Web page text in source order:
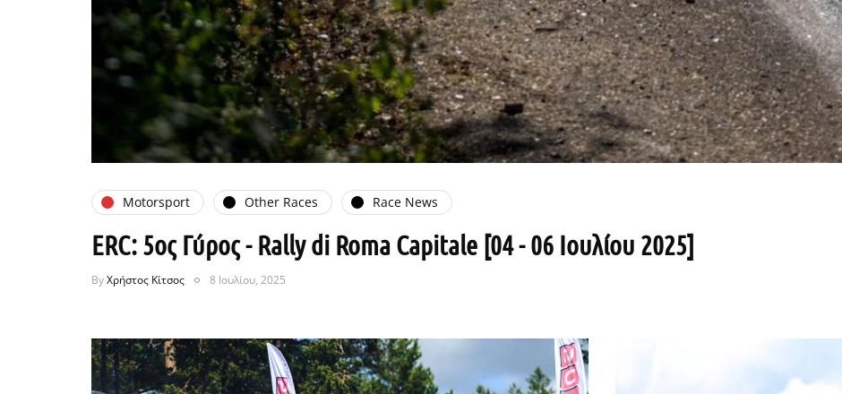
Motorsport Other Races Race News
ERC: 5ος Γύρος - Rally di Roma Capitale [04 - 06 Ιουλίου 2025]
ByΧρήστος Κίτσος 8 Ιουλίου, 2025